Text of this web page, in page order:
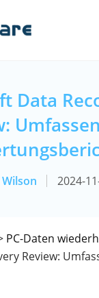
Data
2024-
PC-Daten
Review: